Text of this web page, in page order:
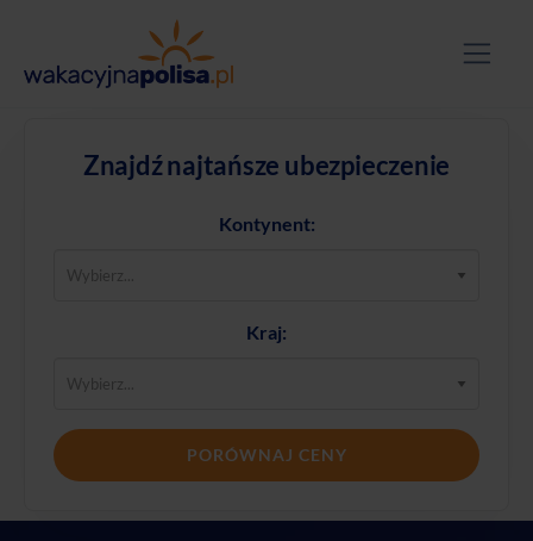
Znajdź najtańsze ubezpieczenie
Kontynent:
Kraj:
PORÓWNAJ CENY